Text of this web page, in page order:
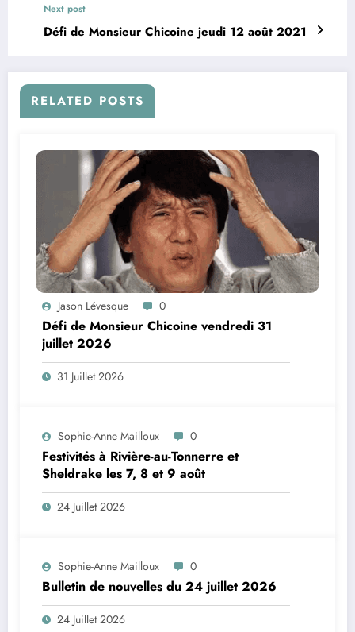
Next post
Défi de Monsieur Chicoine jeudi 12 août 2021
RELATED POSTS
Jason Lévesque 0
Défi de Monsieur Chicoine vendredi 31
juillet 2026
31 Juillet 2026
Sophie-Anne Mailloux 0
Festivités à Rivière-au-Tonnerre et
Sheldrake les 7, 8 et 9 août
24 Juillet 2026
Sophie-Anne Mailloux 0
Bulletin de nouvelles du 24 juillet 2026
24 Juillet 2026